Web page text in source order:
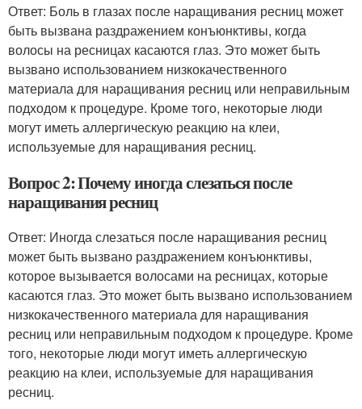
Ответ: Боль в глазах после наращивания ресниц может
быть вызвана раздражением конъюнктивы, когда
волосы на ресницах касаются глаз. Это может быть
вызвано использованием низкокачественного
материала для наращивания ресниц или неправильным
подходом к процедуре. Кроме того, некоторые люди
могут иметь аллергическую реакцию на клеи,
используемые для наращивания ресниц.
Вопрос 2: Почему иногда слезаться после
наращивания ресниц
Ответ: Иногда слезаться после наращивания ресниц
может быть вызвано раздражением конъюнктивы,
которое вызывается волосами на ресницах, которые
касаются глаз. Это может быть вызвано использованием
низкокачественного материала для наращивания
ресниц или неправильным подходом к процедуре. Кроме
того, некоторые люди могут иметь аллергическую
реакцию на клеи, используемые для наращивания
ресниц.